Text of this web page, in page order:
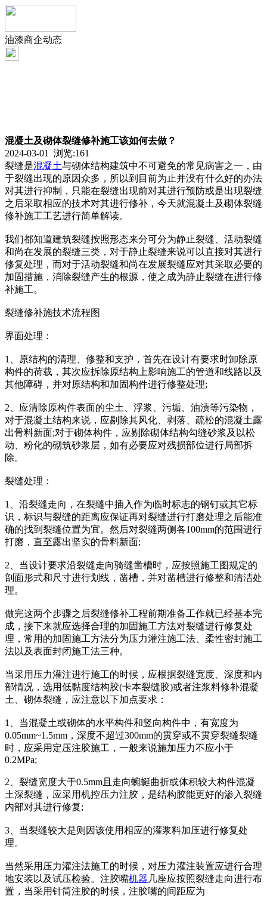
油漆商企动态
混凝土及砌体裂缝修补施工该如何去做？
2024-03-01 浏览:161
裂缝是混凝土与砌体结构建筑中不可避免的常见病害之一，由
于裂缝出现的原因众多，所以到目前为止并没有什么好的办法
对其进行抑制，只能在裂缝出现前对其进行预防或是出现裂缝
之后采取相应的技术对其进行修补，今天就混凝土及砌体裂缝
修补施工工艺进行简单解读。
我们都知道建筑裂缝按照形态来分可分为静止裂缝、活动裂缝
和尚在发展的裂缝三类，对于静止裂缝来说可以直接对其进行
修复处理，而对于活动裂缝和尚在发展裂缝应对其采取必要的
加固措施，消除裂缝产生的根源，使之成为静止裂缝在进行修
补施工。
裂缝修补施技术流程图
界面处理：
1、原结构的清理、修整和支护，首先在设计有要求时卸除原
构件的荷载，其次应拆除原结构上影响施工的管道和线路以及
其他障碍，并对原结构和加固构件进行修整处理;
2、应清除原构件表面的尘土、浮浆、污垢、油渍等污染物，
对于混凝土结构来说，应剔除其风化、剥落、疏松的混凝土露
出骨料新面;对于砌体构件，应剔除砌体结构勾缝砂浆及以松
动、粉化的砌筑砂浆层，如有必要应对残损部位进行局部拆
除。
裂缝处理：
1、沿裂缝走向，在裂缝中插入作为临时标志的钢钉或其它标
识，标识与裂缝的距离应保证再对裂缝进行打磨处理之后能准
确的找到裂缝位置为宜。然后对裂缝两侧各100mm的范围进行
打磨，直至露出坚实的骨料新面;
2、当设计要求沿裂缝走向骑缝凿槽时，应按照施工图规定的
剖面形式和尺寸进行划线，凿槽，并对凿槽进行修整和清洁处
理。
做完这两个步骤之后裂缝修补工程前期准备工作就已经基本完
成，接下来就应选择合理的加固施工方法对裂缝进行修复处
理，常用的加固施工方法分为压力灌注施工法、柔性密封施工
法以及表面封闭施工法三种。
当采用压力灌注进行施工的时候，应根据裂缝宽度、深度和内
部情况，选用低黏度结构胶(卡本裂缝胶)或者注浆料修补混凝
土、砌体裂缝，应注意以下加点要求：
1、当混凝土或砌体的水平构件和竖向构件中，有宽度为
0.05mm~1.5mm，深度不超过300mm的贯穿或不贯穿裂缝裂缝
时，应采用定压注胶施工，一般来说施加压力不应小于
0.2MPa;
2、裂缝宽度大于0.5mm且走向蜿蜒曲折或体积较大构件混凝
土深裂缝，应采用机控压力注胶，是结构胶能更好的渗入裂缝
内部对其进行修复;
3、当裂缝较大是则因该使用相应的灌浆料加压进行修复处
理。
当然采用压力灌注法施工的时候，对压力灌注装置应进行合理
地安装以及试压检验。注胶嘴机器 几座应按照裂缝走向进行布
置，当采用针筒注胶的时候，注胶嘴的间距应为